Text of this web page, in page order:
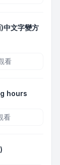
文字變方
看
hours
看